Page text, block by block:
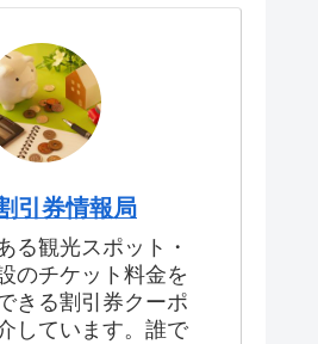
引券情報局
る観光スポット・
のチケット料金を
きる割引券クーポ
しています。誰で